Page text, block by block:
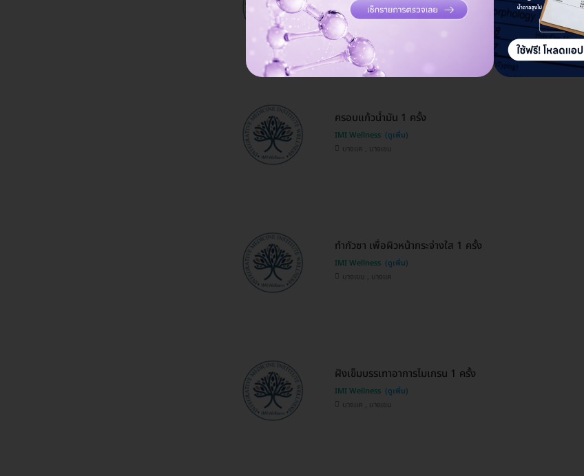
IMI Wellness
บางแค , บางเขน
ครอบแก้วน้ำมัน 1 ครั้ง
IMI Wellness
บางแค , บางเขน
ทำกัวซา เพื่อผิวหน้ากระจ่างใส 1 ครั้ง
IMI Wellness
บางเขน , บางแค
ฝังเข็มบรรเทาอาการไมเกรน 1 ครั้ง
IMI Wellness
บางแค , บางเขน